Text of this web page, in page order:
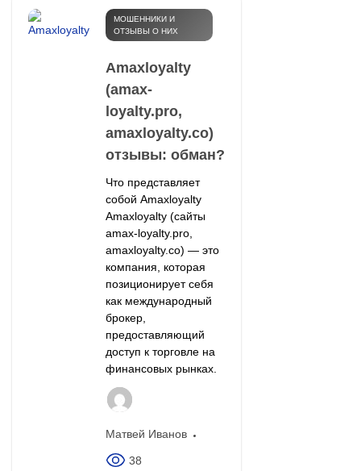
МОШЕННИКИ И
ОТЗЫВЫ О НИХ
Amaxloyalty
(amax-
loyalty.pro,
amaxloyalty.co)
отзывы: обман?
Что представляет
собой Amaxloyalty
Amaxloyalty (сайты
amax-loyalty.pro,
amaxloyalty.co) — это
компания, которая
позиционирует себя
как международный
брокер,
предоставляющий
доступ к торговле на
финансовых рынках.
Матвей Иванов
38